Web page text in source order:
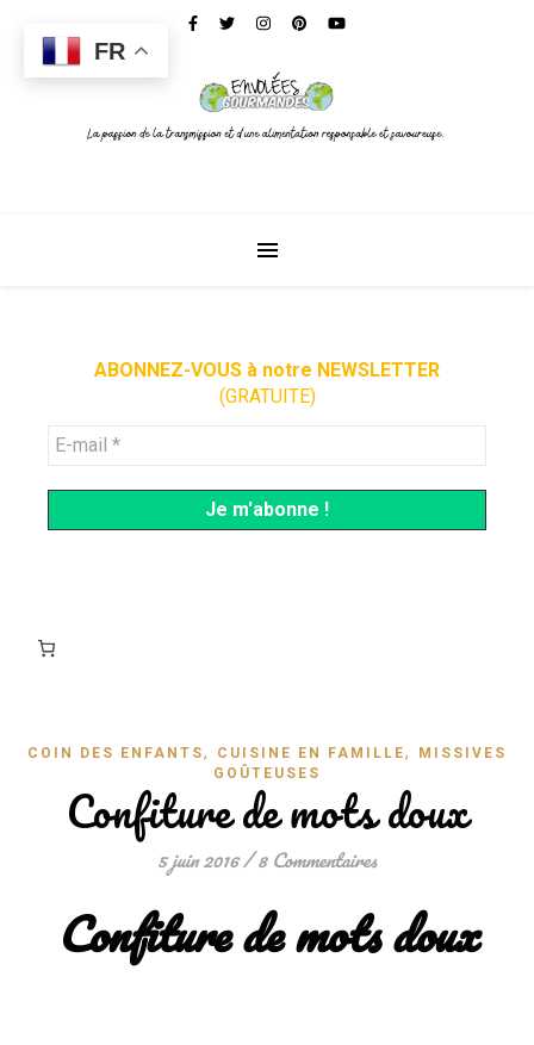
ABONNEZ-VOUS à notre NEWSLETTER
(GRATUITE)
COIN DES ENFANTS, CUISINE EN FAMILLE,
MISSIVES
GOÛTEUSES
Confiture de mots doux
5 juin 2016/8 Commentaires
Confiture de mots doux
FR